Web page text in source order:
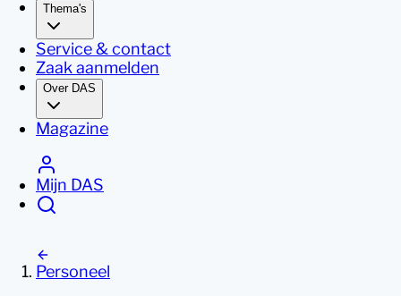
Thema's
Service & contact
Zaak aanmelden
Over DAS
Magazine
Mijn DAS
Personeel